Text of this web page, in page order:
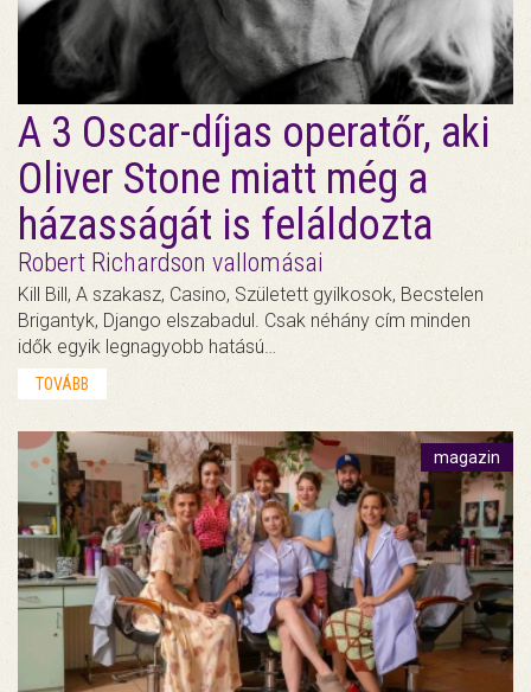
A 3 Oscar-díjas operatőr, aki
Oliver Stone miatt még a
házasságát is feláldozta
Robert Richardson vallomásai
Kill Bill, A szakasz, Casino, Született gyilkosok, Becstelen
Brigantyk, Django elszabadul. Csak néhány cím minden
idők egyik legnagyobb hatású…
TOVÁBB
magazin